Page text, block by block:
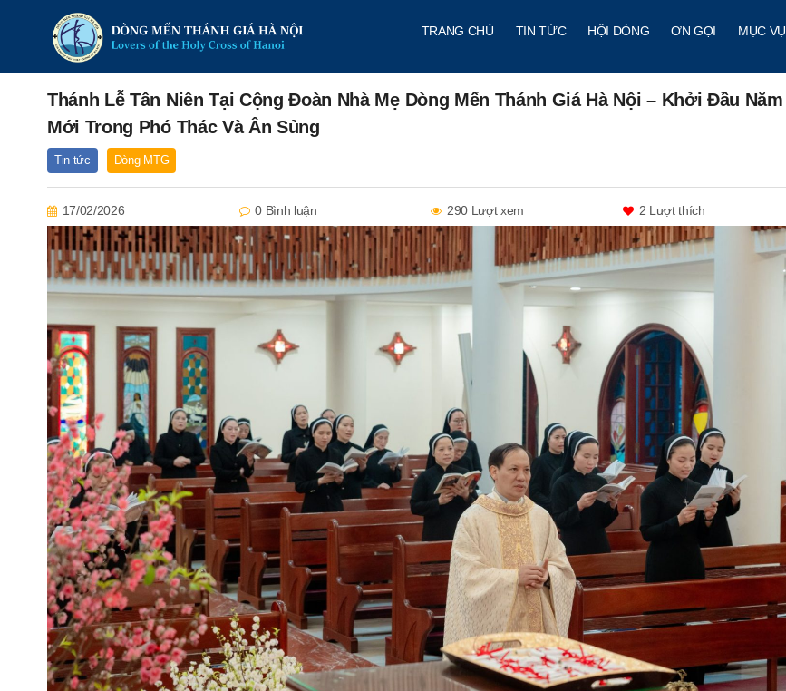
TRANG CHỦ TIN TỨC HỘI DÒNG ƠN GỌI MỤC VỤ
Thánh Lễ Tân Niên Tại Cộng Đoàn Nhà Mẹ Dòng Mến Thánh Giá Hà Nội – Khởi Đầu Năm
Mới Trong Phó Thác Và Ân Sủng
Tin tức Dòng MTG
17/02/2026 0 Bình luận 290 Lượt xem 2 Lượt thích